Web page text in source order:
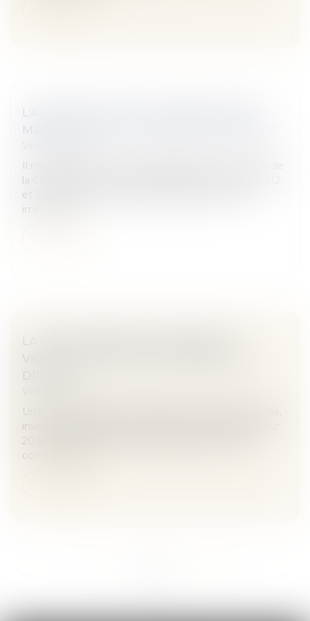
L'ACQUISITION DE LA NATIONALITÉ PAR
MARIAGE FACE AUX DEVOIRS CONJUGAUX
Il n'existe pas, en l'état, de jurisprudence constante de
la Cour de cassation selon laquelle les articles 21-2, 212
et 215 du Code civil seraient interprétés comme
impliquant l...
LA VIE D’UN BREVET : RÉFLEXES DE
VIGILANCE POUR NE PAS PERDRE SES
DROITS
Un brevet protège une invention technique, nouvelle,
inventive et susceptible d’application industrielle pour
20 ans. Il permet à son titulaire d’interdire à des
concurrents d’e...